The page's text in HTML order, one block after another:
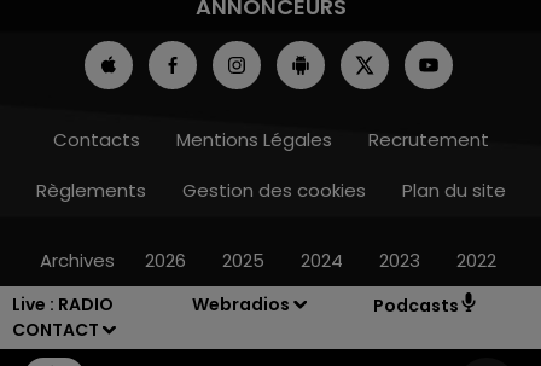
Live : RADIO
CONTACT
Webradios Podcasts
ANNONCEURS
Contacts Mentions Légales
Recrutement
Règlements
Gestion des cookies Plan du site
Archives 2026 2025 2024 2023 2022